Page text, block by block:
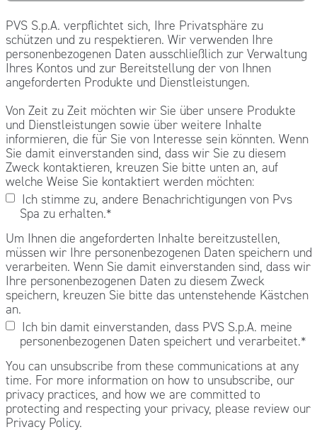
PVS S.p.A. verpflichtet sich, Ihre Privatsphäre zu
schützen und zu respektieren. Wir verwenden Ihre
personenbezogenen Daten ausschließlich zur Verwaltung
Ihres Kontos und zur Bereitstellung der von Ihnen
angeforderten Produkte und Dienstleistungen.
Von Zeit zu Zeit möchten wir Sie über unsere Produkte
und Dienstleistungen sowie über weitere Inhalte
informieren, die für Sie von Interesse sein könnten. Wenn
Sie damit einverstanden sind, dass wir Sie zu diesem
Zweck kontaktieren, kreuzen Sie bitte unten an, auf
welche Weise Sie kontaktiert werden möchten:
Ich stimme zu, andere Benachrichtigungen von Pvs
Spa zu erhalten.*
Um Ihnen die angeforderten Inhalte bereitzustellen,
müssen wir Ihre personenbezogenen Daten speichern und
verarbeiten. Wenn Sie damit einverstanden sind, dass wir
Ihre personenbezogenen Daten zu diesem Zweck
speichern, kreuzen Sie bitte das untenstehende Kästchen
an.
Ich bin damit einverstanden, dass PVS S.p.A. meine
personenbezogenen Daten speichert und verarbeitet.*
You can unsubscribe from these communications at any
time. For more information on how to unsubscribe, our
privacy practices, and how we are committed to
protecting and respecting your privacy, please review our
Privacy Policy.